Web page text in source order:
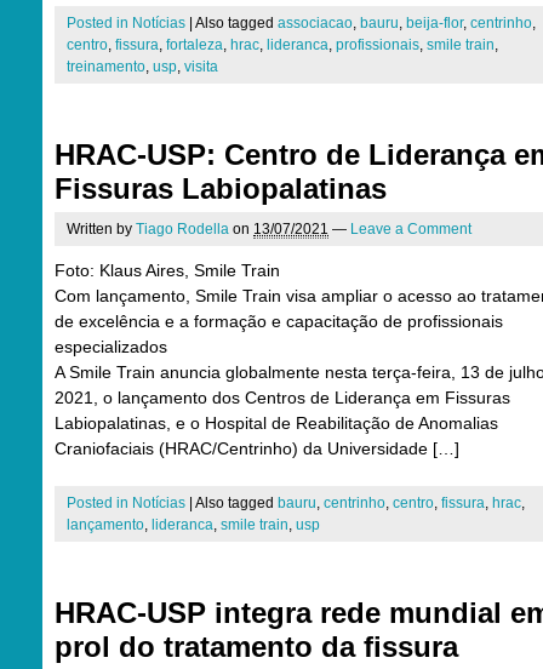
Posted in Notícias Also tagged associacao, bauru, beija-flor, centrinho,
centro, fissura, fortaleza, hrac, lideranca, profissionais, smile train,
treinamento, usp, visita
HRAC-USP: Centro de Liderança
Fissuras Labiopalatinas
Written by Tiago Rodella on 13/07/2021 — Leave a Comment
Foto: Klaus Aires, Smile Train
Com lançamento, Smile Train visa ampliar o acesso ao
de excelência e a formação e capacitação de profissionais
especializados
A Smile Train anuncia globalmente nesta terça-feira, 13 de
2021, o lançamento dos Centros de Liderança em Fissuras
Labiopalatinas, e o Hospital de Reabilitação de Anomalias
Craniofaciais (HRAC/Centrinho) da Universidade […]
Posted in Notícias Also tagged bauru, centrinho, centro, fissura, hrac,
lançamento, lideranca, smile train, usp
HRAC-USP integra rede mundial
prol do tratamento da fissura